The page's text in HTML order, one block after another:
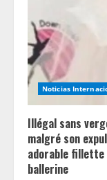
Noticias
Illégal sans
malgré son
adorable fillette
ballerine